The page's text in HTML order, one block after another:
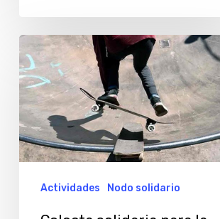
Colecta
solidaria
para
la
escuela
de
skateActividades Nodo solidario